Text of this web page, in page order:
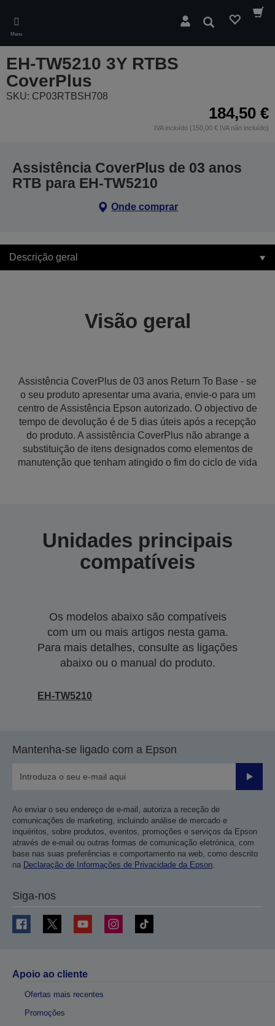
main
content
Menu
Pesquisar
EH-TW5210 3Y RTBS
CoverPlus
SKU: CP03RTBSH708
184,50 €
IVA incluído (150,00 € IVA não incluído)
Assistência CoverPlus de 03 anos
RTB para EH-TW5210
Onde comprar
Descrição geral
Visão geral
Assistência CoverPlus de 03 anos Return To Base - se
o seu produto apresentar uma avaria, envie-o para um
centro de Assistência Epson autorizado. O objectivo de
tempo de devolução é de 5 dias úteis após a recepção
do produto. A assistência CoverPlus não abrange a
substituição de itens designados como elementos de
manutenção que tenham atingido o fim do ciclo de vida
Unidades principais
compatíveis
Os modelos abaixo são compatíveis
com um ou mais artigos nesta gama.
Para mais detalhes, consulte as ligações
abaixo ou o manual do produto.
EH-TW5210
Mantenha-se ligado com a Epson
Enviar
Ao enviar o seu endereço de e-mail, autoriza a receção de
comunicações de marketing, incluindo análise de mercado e
inquéritos, sobre produtos, eventos, promoções e serviços da Epson
através de e-mail ou outras formas de comunicação eletrónica, com
base nas suas preferências e comportamento na web, como descrito
na Declaração de Informações de Privacidade da Epson.
Siga-nos
Apoio ao cliente
Ofertas mais recentes
Promoções